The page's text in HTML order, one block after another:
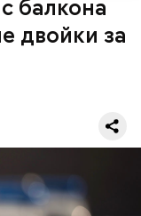
балкона
двойки за